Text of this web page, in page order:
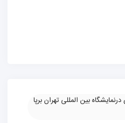
بین المللی تهران برپا